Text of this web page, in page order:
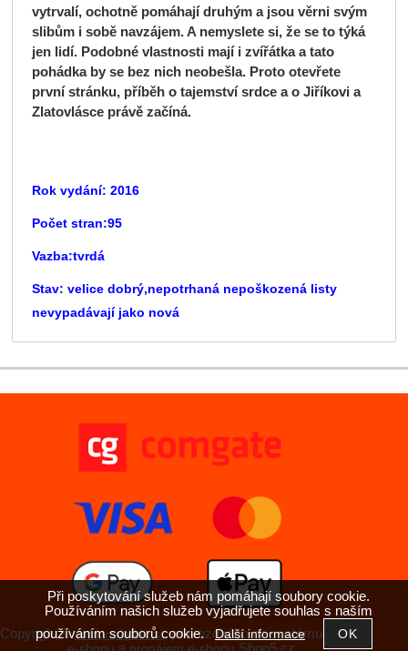
vytrvalí, ochotně pomáhají druhým a jsou věrni svým
slibům i sobě navzájem. A nemyslete si, že se to týká
jen lidí. Podobné vlastnosti mají i zvířátka a tato
pohádka by se bez nich neobešla. Proto otevřete
první stránku, příběh o tajemství srdce a o Jiříkovi a
Zlatovlásce právě začíná.
Rok vydání: 2016
Počet stran:95
Vazba:tvrdá
Stav: velice dobrý,nepotrhaná nepoškozená listy
nevypadávají jako nová
Copyright ©antikvariatkh.cz,provozováno na systému
tvorba
Při poskytování služeb nám pomáhají soubory cookie.
Používáním našich služeb vyjadřujete souhlas s naším
používáním souborů cookie.Další informace